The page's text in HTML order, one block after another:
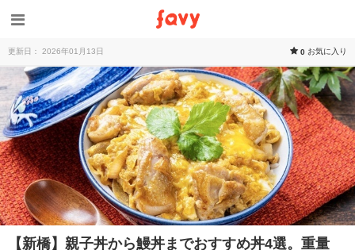
更新日： 2026年01月13日 0 お気に入り
【新橋】親子丼から鰻丼までおすすめ丼4選。重量